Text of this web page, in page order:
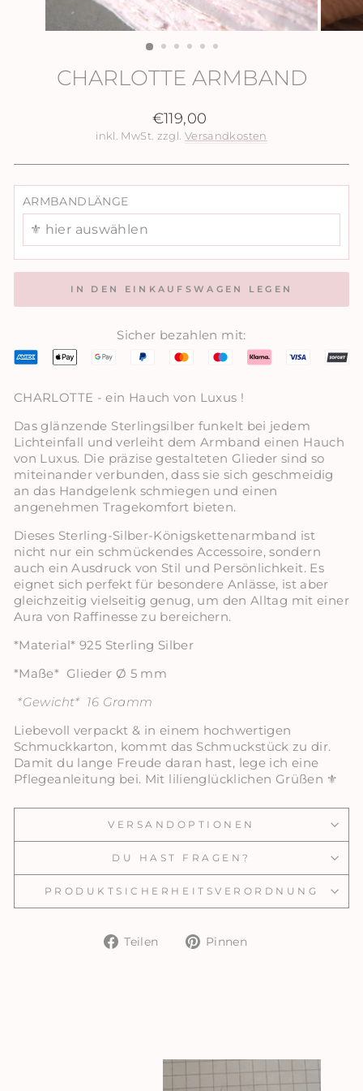
CHARLOTTE ARMBAND
Normaler
Preis
€119,00
inkl. MwSt. zzgl. Versandkosten
ARMBANDLÄNGE
⚜️ hier auswählen
IN DEN EINKAUFSWAGEN LEGEN
Sicher bezahlen mit:
CHARLOTTE - ein Hauch von Luxus !
Das glänzende Sterlingsilber funkelt bei jedem
Lichteinfall und verleiht dem Armband einen Hauch
von Luxus. Die präzise gestalteten Glieder sind so
miteinander verbunden, dass sie sich geschmeidig
an das Handgelenk schmiegen und einen
angenehmen Tragekomfort bieten.
Dieses Sterling-Silber-Königskettenarmband ist
nicht nur ein schmückendes Accessoire, sondern
auch ein Ausdruck von Stil und Persönlichkeit. Es
eignet sich perfekt für besondere Anlässe, ist aber
gleichzeitig vielseitig genug, um den Alltag mit einer
Aura von Raffinesse zu bereichern.
*Material* 925 Sterling Silber
*Maße* Glieder Ø 5 mm
*Gewicht* 16 Gramm
Liebevoll verpackt & in einem hochwertigen
Schmuckkarton, kommt das Schmuckstück zu dir.
Damit du lange Freude daran hast, lege ich eine
Pflegeanleitung bei. Mit lilienglücklichen Grüßen ⚜️
VERSANDOPTIONEN
DU HAST FRAGEN?
PRODUKTSICHERHEITSVERORDNUNG
Teilen
Auf
Pinnen